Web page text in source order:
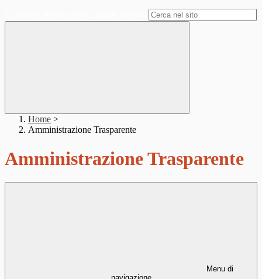
Home >
Amministrazione Trasparente
Amministrazione Trasparente
Menu di